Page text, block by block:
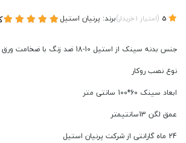
(امتیاز 1خریدار)برند: پرنیان استیل
جنس بدنه سینک از استیل 10-18 ضد زنگ با ضخامت ورق 0.4 میلیمتر
نوع نصب روکار
ابعاد سینک 60*100 سانتی متر
عمق لگن 13سانتیمتر
24 ماه گارانتی از شرکت پرنیان استیل